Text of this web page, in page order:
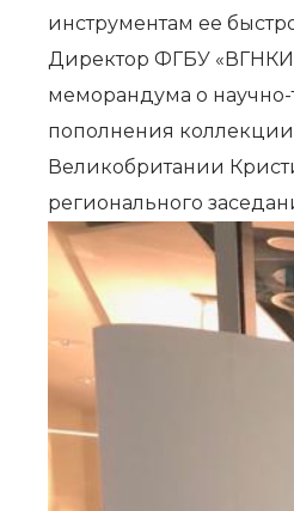
инструментам ее
Директор ФГБУ
меморандума о научно-
пополнения
Великобритании
регионального